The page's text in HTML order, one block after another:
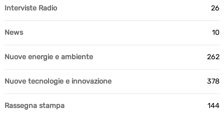
Interviste Radio 26
News 10
Nuove energie e ambiente 262
Nuove tecnologie e innovazione 378
Rassegna stampa 144